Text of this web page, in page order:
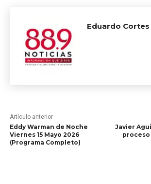
Eduardo Cortes
Artículo anterior
Eddy Warman de Noche
Viernes 15 Mayo 2026
(Programa Completo)
Javier
proceso